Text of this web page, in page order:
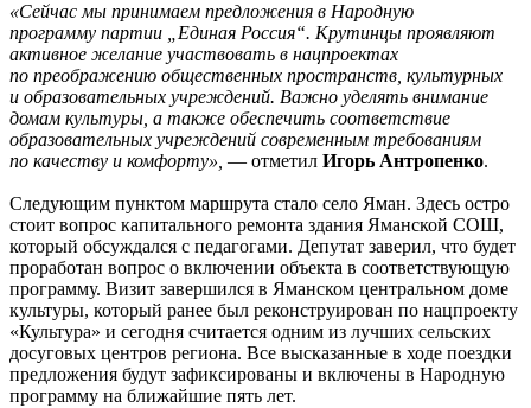
«Сейчас мы принимаем предложения в Народную
программу партии „Единая Россия“. Крутинцы проявляют
активное желание участвовать в нацпроектах
по преображению общественных пространств, культурных
и образовательных учреждений. Важно уделять внимание
домам культуры, а также обеспечить соответствие
образовательных учреждений современным требованиям
по качеству и комфорту», — отметил Игорь Антропенко.
Следующим пунктом маршрута стало село Яман. Здесь остро
стоит вопрос капитального ремонта здания Яманской СОШ,
который обсуждался с педагогами. Депутат заверил, что будет
проработан вопрос о включении объекта в соответствующую
программу. Визит завершился в Яманском центральном доме
культуры, который ранее был реконструирован по нацпроекту
«Культура» и сегодня считается одним из лучших сельских
досуговых центров региона. Все высказанные в ходе поездки
предложения будут зафиксированы и включены в Народную
программу на ближайшие пять лет.